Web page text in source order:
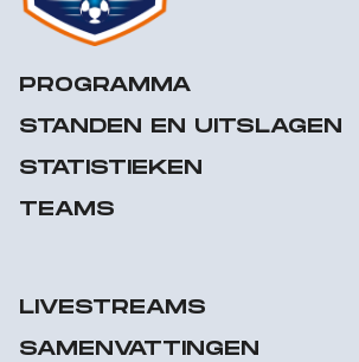
PROGRAMMA
STANDEN EN UITSLAGEN
STATISTIEKEN
TEAMS
LIVESTREAMS
SAMENVATTINGEN